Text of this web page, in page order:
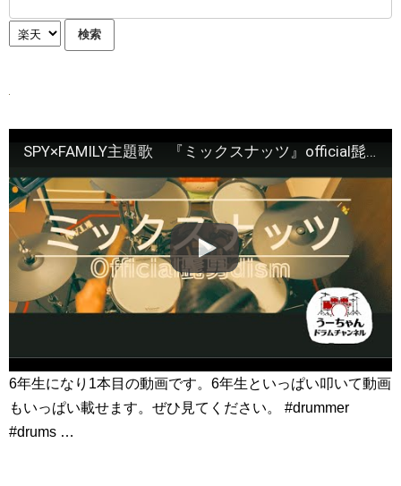
SPY×FAMILY主題歌 『ミックスナッツ』official髭男dism 叩いてみた！ #drummer #drums #drumcover #spyxfamily #小学生
6年生になり1本目の動画です。6年生といっぱい叩いて動画
もいっぱい載せます。ぜひ見てください。 #drummer
#drums …